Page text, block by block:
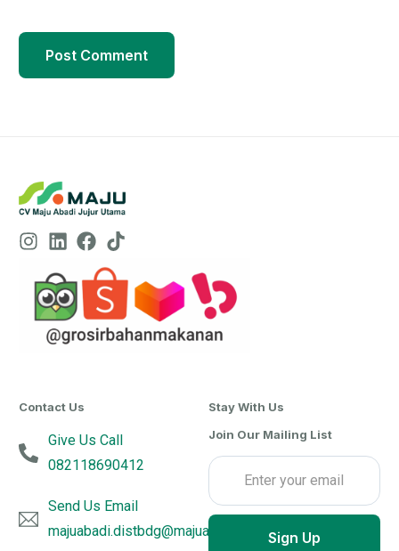
Contact Us
Give Us Call
082118690412
Send Us Email
majuabadi.distbdg@majuabadijujurutama.com
Stay With Us
Join Our Mailing List
Sign Up